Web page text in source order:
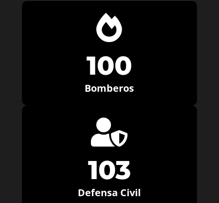

100
Bomberos

103
Defensa Civil